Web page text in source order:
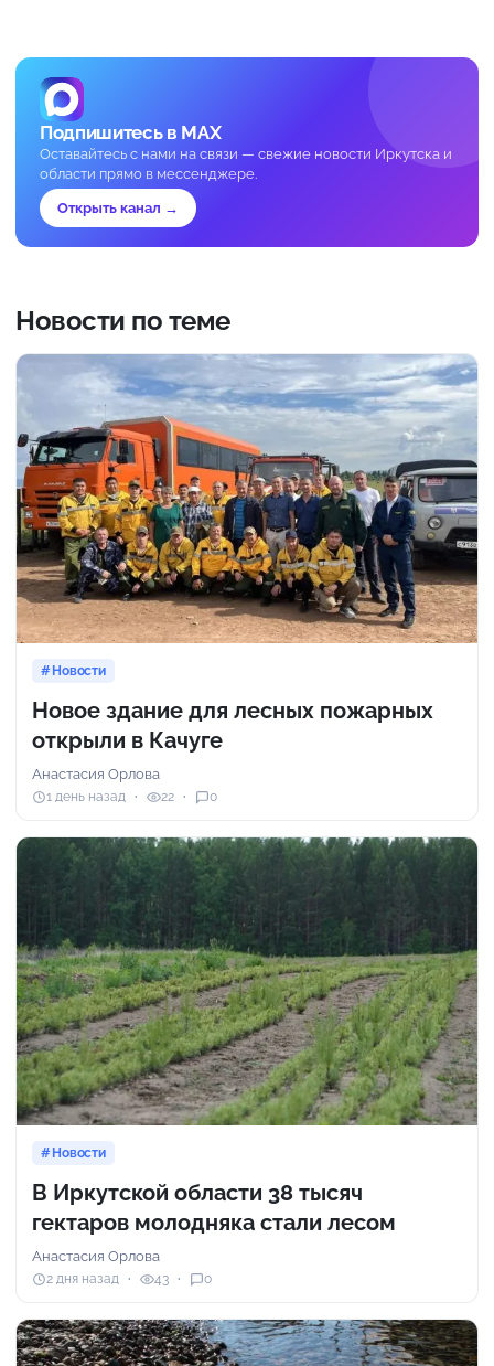
Подпишитесь в MAX
Оставайтесь с нами на связи — свежие новости Иркутска и
области прямо в мессенджере.
Открыть канал →
Новости по теме
Новости
Новое здание для лесных пожарных
открыли в Качуге
Анастасия Орлова
1 день назад 22 0
Новости
В Иркутской области 38 тысяч
гектаров молодняка стали лесом
Анастасия Орлова
2 дня назад 43 0